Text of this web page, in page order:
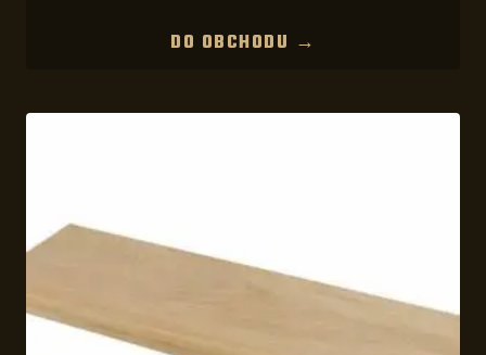
DO OBCHODU →